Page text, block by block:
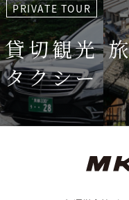
PRIVATE TOUR
貸切観光
タクシー